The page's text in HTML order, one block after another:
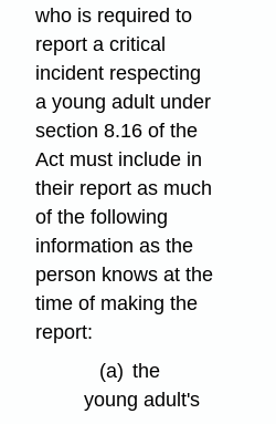
who is required to
report a critical
incident respecting
a young adult under
section 8.16 of the
Act must include in
their report as much
of the following
information as the
person knows at the
time of making the
report:
(a) the
young adult's